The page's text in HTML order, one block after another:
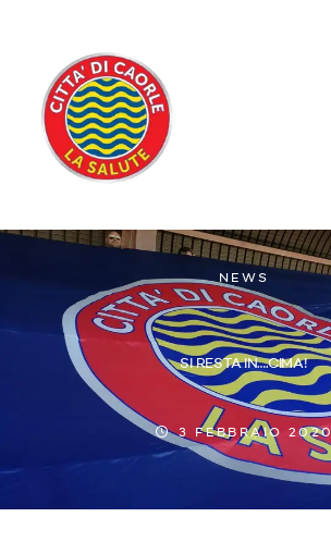
NEWS
SI RESTA IN….CIMA!
3 FEBBRAIO 2020